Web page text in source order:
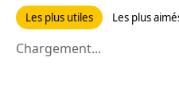
Les plus utiles Les plus
Chargement...